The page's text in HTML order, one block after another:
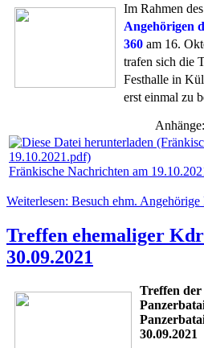
Im Rahmen des
Angehörigen
360 am 16.
trafen sich die
Festhalle in
erst einmal zu
Anhänge:
Fränkische Nachrichten am
Weiterlesen: Besuch ehm.
Treffen ehemaliger
30.09.2021
Treffen der
30.09.2021